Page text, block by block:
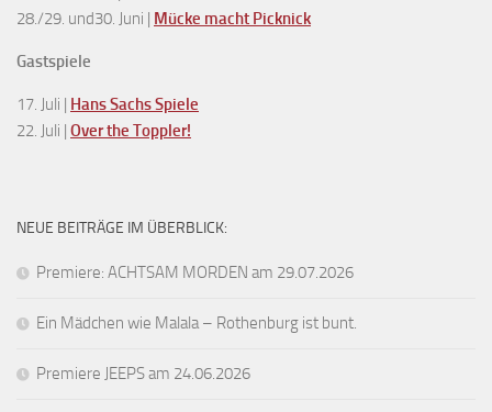
28./29. und30. Juni | Mücke macht Picknick
Gastspiele
17. Juli | Hans Sachs Spiele
22. Juli | Over the Toppler!
NEUE BEITRÄGE IM ÜBERBLICK:
Premiere: ACHTSAM MORDEN am 29.07.2026
Ein Mädchen wie Malala – Rothenburg ist bunt.
Premiere JEEPS am 24.06.2026